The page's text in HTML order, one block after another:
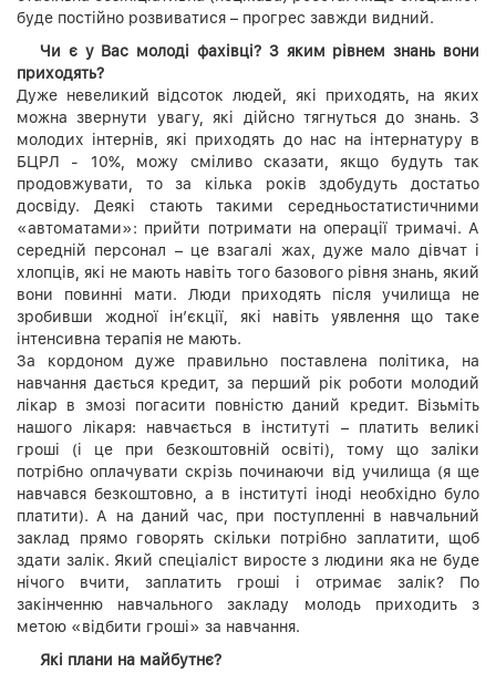
буде постійно розвиватися – прогрес завжди видний.
Чи є у Вас молоді фахівці? З яким рівнем знань вони
приходять?
Дуже невеликий відсоток людей, які приходять, на яких
можна звернути увагу, які дійсно тягнуться до знань. З
молодих інтернів, які приходять до нас на інтернатуру в
БЦРЛ - 10%, можу сміливо сказати, якщо будуть так
продовжувати, то за кілька років здобудуть достатьо
досвіду. Деякі стають такими середньостатистичними
«автоматами»: прийти потримати на операції тримачі. А
середній персонал – це взагалі жах, дуже мало дівчат і
хлопців, які не мають навіть того базового рівня знань, який
вони повинні мати. Люди приходять після училища не
зробивши жодної ін’єкції, які навіть уявлення що таке
інтенсивна терапія не мають.
За кордоном дуже правильно поставлена політика, на
навчання дається кредит, за перший рік роботи молодий
лікар в змозі погасити повністю даний кредит. Візьміть
нашого лікаря: навчається в інституті – платить великі
гроші (і це при безкоштовній освіті), тому що заліки
потрібно оплачувати скрізь починаючи від училища (я ще
навчався безкоштовно, а в інституті іноді необхідно було
платити). А на даний час, при поступленні в навчальний
заклад прямо говорять скільки потрібно заплатити, щоб
здати залік. Який спеціаліст виросте з людини яка не буде
нічого вчити, заплатить гроші і отримає залік? По
закінченню навчального закладу молодь приходить з
метою «відбити гроші» за навчання.
Які плани на майбутнє?